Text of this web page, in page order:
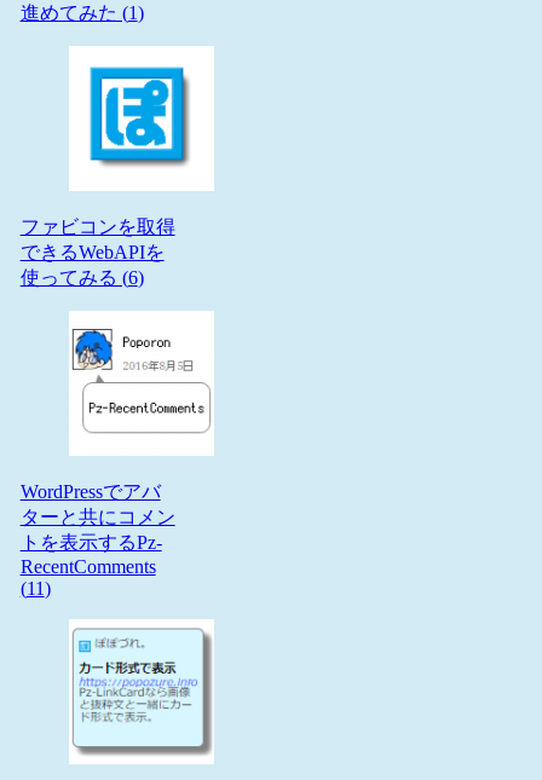
進めてみた (1)
ファビコンを取得
できるWebAPIを
使ってみる (6)
WordPressでアバ
ターと共にコメン
トを表示するPz-
RecentComments
(11)